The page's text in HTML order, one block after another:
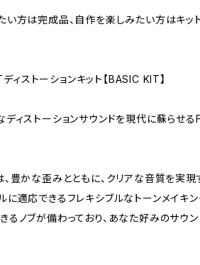
い方は完成品、自作を楽しみたい方はキッ
ィストーションキット【BASIC KIT】
ディストーションサウンドを現代に蘇らせ
、豊かな歪みとともに、クリアな音質を実
に適応できるフレキシブルなトーンメイキ
るノブが備わっており、あなた好みのサウ